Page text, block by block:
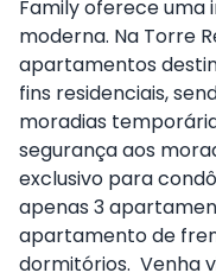
Family oferece
moderna. Na Torre
apartamentos
fins residenciais,
moradias
segurança aos
exclusivo para
apenas 3
apartamento de
dormitórios. Venha